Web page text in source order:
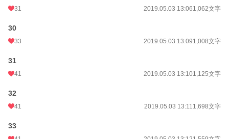
31 2019.05.03 13:061,062文字
30
33 2019.05.03 13:091,008文字
31
41 2019.05.03 13:101,125文字
32
41 2019.05.03 13:111,698文字
33